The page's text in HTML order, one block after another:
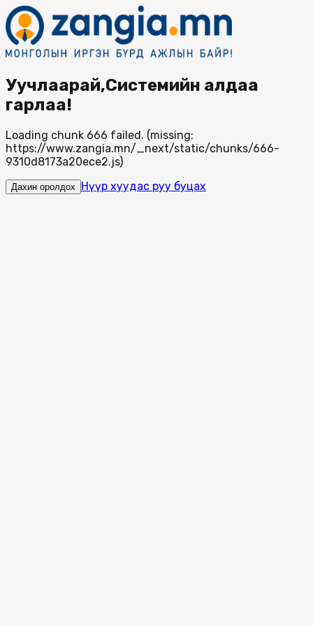
Уучлаарай,Системийн алдаа
гарлаа!
Loading chunk 666 failed. (missing:
https://www.zangia.mn/_next/static/chunks/666-
9310d8173a20ece2.js)
Дахин оролдох Нүүр хуудас руу буцах